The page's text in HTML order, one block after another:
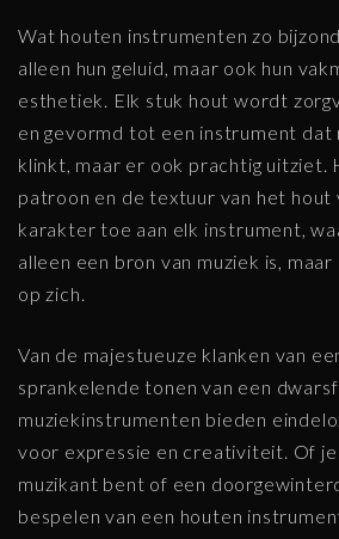
Wat houten instrumenten zo
alleen hun geluid, maar ook hun
esthetiek. Elk stuk hout wordt
en gevormd tot een instrument dat
klinkt, maar er ook prachtig uitziet.
patroon en de textuur van het hout
karakter toe aan elk instrument,
alleen een bron van muziek is,
op zich.
Van de majestueuze klanken van
sprankelende tonen van een
muziekinstrumenten bieden
voor expressie en creativiteit. Of je
muzikant bent of een
bespelen van een houten